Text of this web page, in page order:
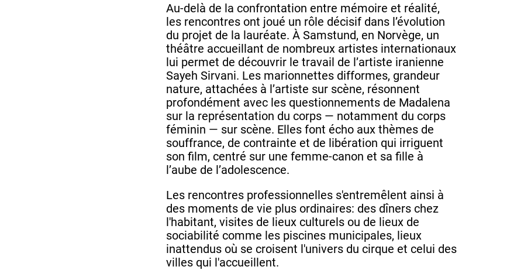
Au-delà de la confrontation entre mémoire et réalité,
les rencontres ont joué un rôle décisif dans l’évolution
du projet de la lauréate. À Samstund, en Norvège, un
théâtre accueillant de nombreux artistes internationaux
lui permet de découvrir le travail de l’artiste iranienne
Sayeh Sirvani. Les marionnettes difformes, grandeur
nature, attachées à l’artiste sur scène, résonnent
profondément avec les questionnements de Madalena
sur la représentation du corps — notamment du corps
féminin — sur scène. Elles font écho aux thèmes de
souffrance, de contrainte et de libération qui irriguent
son film, centré sur une femme-canon et sa fille à
l’aube de l’adolescence.
Les rencontres professionnelles s'entremêlent ainsi à
des moments de vie plus ordinaires: des dîners chez
l'habitant, visites de lieux culturels ou de lieux de
sociabilité comme les piscines municipales, lieux
inattendus où se croisent l'univers du cirque et celui des
villes qui l'accueillent.